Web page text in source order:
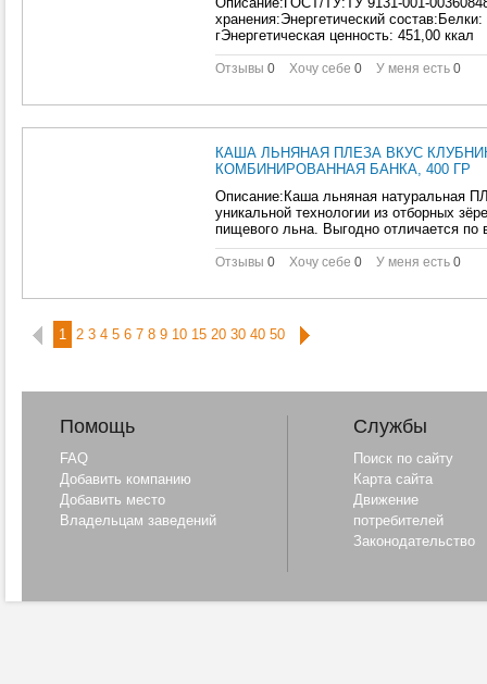
хранения:Энергетический
гЭнергетическая ценность: 451,00 ккал
Отзывы 0 Хочу себе 0 У меня есть 0
КАША ЛЬНЯНАЯ ПЛЕЗА ВКУС
КОМБИНИРОВАННАЯ БАНКА, 400 ГР
Описание:Каша льняная натуральная
уникальной технологии из отборных
пищевого льна. Выгодно отличается по
Отзывы 0 Хочу себе 0 У меня есть 0
1 2 3 4 5 6 7 8 9 10 15 20 30 40 50
Помощь
FAQ
Добавить компанию
Добавить место
Владельцам заведений
Службы
Поиск по сайту
Карта сайта
Движение
потребителей
Законодательство